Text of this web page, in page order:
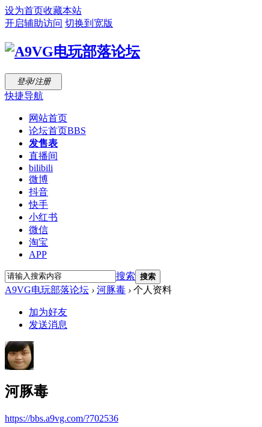
设为首页收藏本站
开启辅助访问 切换到宽版
登录/注册
快捷导航
网站首页
论坛首页BBS
发售表
直播间
bilibili
微博
抖音
快手
小红书
微信
淘宝
APP
搜索 搜索
A9VG电玩部落论坛 › 河豚毒 › 个人资料
加为好友
发送消息
河豚毒
https://bbs.a9vg.com/?702536